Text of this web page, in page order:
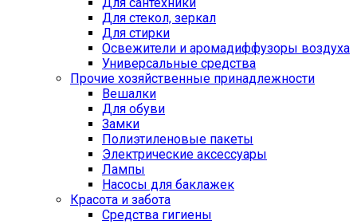
Для сантехники
Для стекол, зеркал
Для стирки
Освежители и аромадиффузоры воздуха
Универсальные средства
Прочие хозяйственные принадлежности
Вешалки
Для обуви
Замки
Полиэтиленовые пакеты
Электрические аксессуары
Лампы
Насосы для баклажек
Красота и забота
Средства гигиены